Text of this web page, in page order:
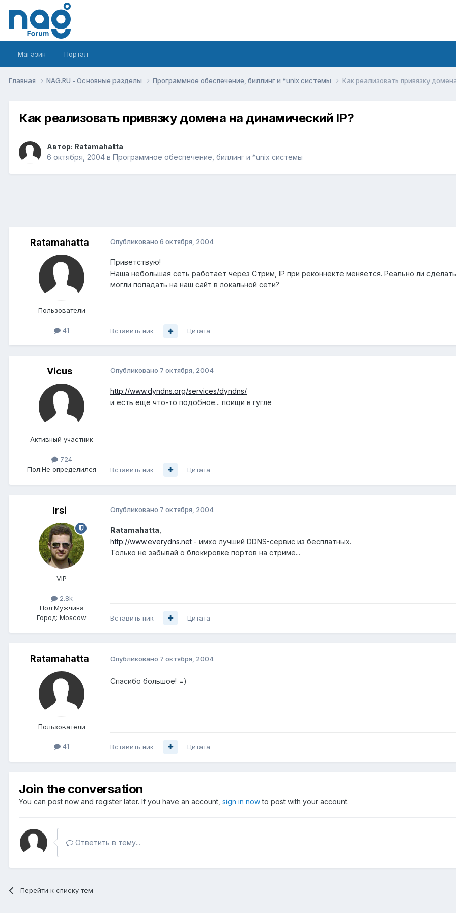
Магазин Портал
Главная NAG.RU - Основные разделы Программное обеспечение, биллинг и *unix системы Как реализовать привязку
Как реализовать привязку домена на динамический IP?
Автор: Ratamahatta
6 октября, 2004 в Программное обеспечение, биллинг и *unix системы
Ratamahatta
Пользователи
41
Опубликовано 6 октября, 2004
Приветствую!
Наша небольшая сеть работает через Стрим, IP при реконнекте меняется. Реально ли
могли попадать на наш сайт в локальной сети?
Вставить ник Цитата
Vicus
Активный участник
724
Пол:Не определился
Опубликовано 7 октября, 2004
http://www.dyndns.org/services/dyndns/
и есть еще что-то подобное... поищи в гугле
Вставить ник Цитата
Irsi
VIP
2.8k
Пол:Мужчина
Город: Moscow
Опубликовано 7 октября, 2004
Ratamahatta
http://www.everydns.net - имхо лучший DDNS-сервис из бесплатных.
Только не забывай о блокировке портов на стриме...
Вставить ник Цитата
Ratamahatta
Пользователи
41
Опубликовано 7 октября, 2004
Спасибо большое! =)
Вставить ник Цитата
Join the conversation
You can post now and register later. If you have an account, sign in nowto post with your account.
Ответить в тему...
Перейти к списку тем